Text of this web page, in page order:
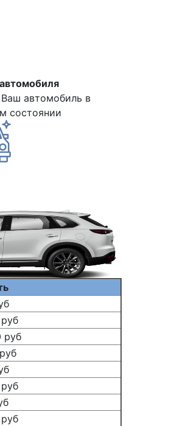
автомобиль в
состоянии
руб